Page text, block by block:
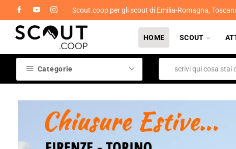
Scout.coop per gli scout di Emilia-Romagna,
HOME SCOUT
Categorie